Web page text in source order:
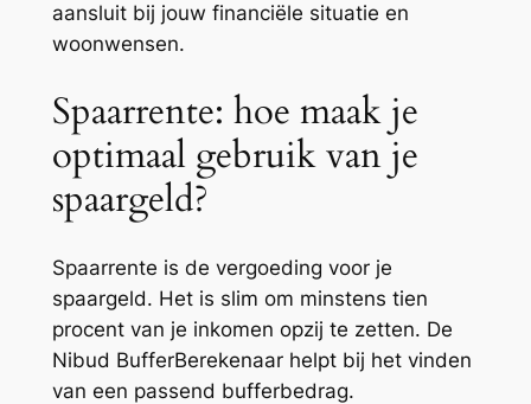
aansluit bij jouw financiële situatie en
woonwensen.
Spaarrente: hoe maak je
optimaal gebruik van je
spaargeld?
Spaarrente is de vergoeding voor je
spaargeld. Het is slim om minstens tien
procent van je inkomen opzij te zetten. De
Nibud BufferBerekenaar helpt bij het vinden
van een passend bufferbedrag.